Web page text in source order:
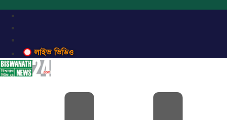
লাইভ ভিডিও